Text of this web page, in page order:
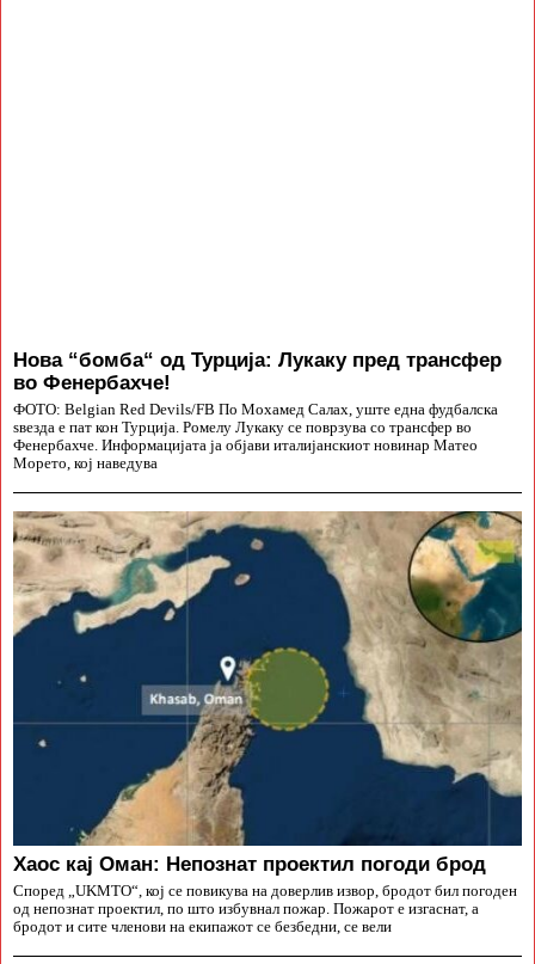
Нова “бомба“ од Турција: Лукаку пред трансфер
во Фенербахче!
ФОТО: Belgian Red Devils/FB По Мохамед Салах, уште една фудбалска
ѕвезда е пат кон Турција. Ромелу Лукаку се поврзува со трансфер во
Фенербахче. Информацијата ја објави италијанскиот новинар Матео
Морето, кој наведува
Хаос кај Оман: Непознат проектил погоди брод
Според „UKMTO“, кој се повикува на доверлив извор, бродот бил погоден
од непознат проектил, по што избувнал пожар. Пожарот е изгаснат, а
бродот и сите членови на екипажот се безбедни, се вели